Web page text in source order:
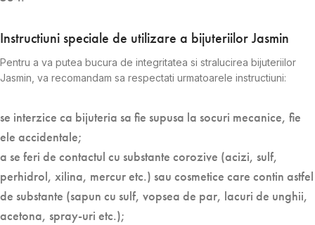
Instructiuni speciale de utilizare a bijuteriilor Jasmin
Pentru a va putea bucura de integritatea si stralucirea bijuteriilor
Jasmin, va recomandam sa respectati urmatoarele instructiuni:
se interzice ca bijuteria sa fie supusa la socuri mecanice, fie
ele accidentale;
a se feri de contactul cu substante corozive (acizi, sulf,
perhidrol, xilina, mercur etc.) sau cosmetice care contin astfel
de substante (sapun cu sulf, vopsea de par, lacuri de unghii,
acetona, spray-uri etc.);